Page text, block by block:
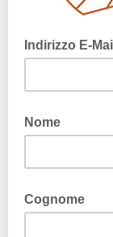
Indirizzo E-Mail
Nome
Cognome